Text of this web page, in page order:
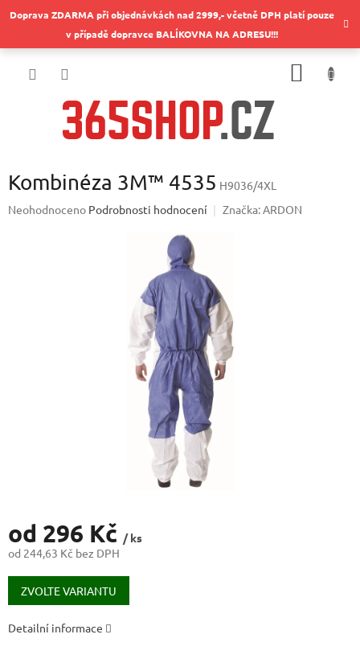
naDoprava ZDARMA při objednávkách nad 2999,- včetně DPH platí pouze
v případě dopravce BALÍKOVNA NA ADRESU!!!
Kombinéza 3M™ 4535 H9036/4XL
Průměrné
Neohodnoceno Podrobnosti hodnocení Značka:ARDON
od 296 Kč / ks
od 244,63 Kč bez DPH
Měrná
cena:
ZVOLTE VARIANTU
Detailní informace